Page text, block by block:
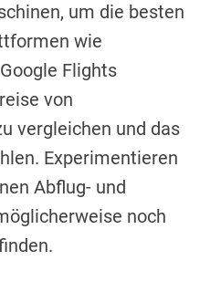
um die besten
wie
Flights
von
vergleichen und das
Experimentieren
Abflug- und
noch